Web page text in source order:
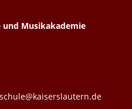
und Musikakademie